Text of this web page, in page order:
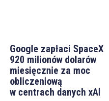
Google zapłaci SpaceX
920 milionów dolarów
miesięcznie za moc
obliczeniową
w centrach danych xAI